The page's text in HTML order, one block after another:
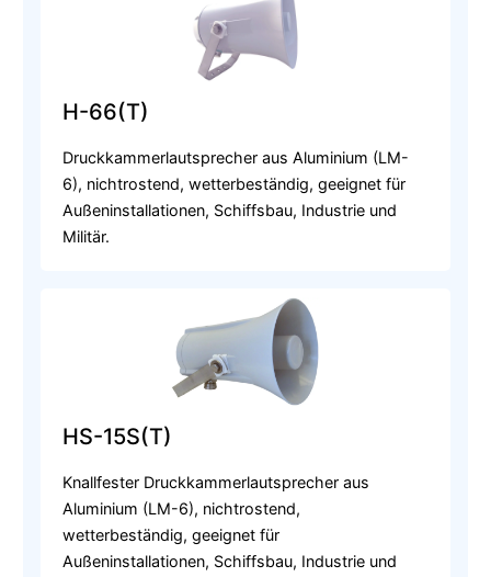
H-66(T)
Druckkammerlautsprecher aus Aluminium (LM-
6), nichtrostend, wetterbeständig, geeignet für
Außeninstallationen, Schiffsbau, Industrie und
Militär.
HS-15S(T)
Knallfester Druckkammerlautsprecher aus
Aluminium (LM-6), nichtrostend,
wetterbeständig, geeignet für
Außeninstallationen, Schiffsbau, Industrie und